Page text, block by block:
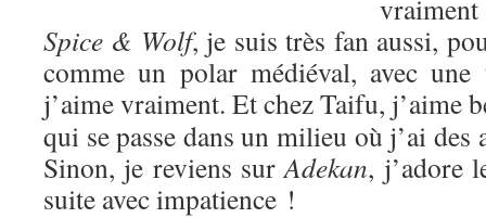
Spice & Wolf, je suis très fan aussi,
comme un polar médiéval, avec une
j’aime vraiment. Et chez Taifu, j’aime
qui se passe dans un milieu où j’ai
Sinon, je reviens surAdekan, j’adore
suite avec impatience !